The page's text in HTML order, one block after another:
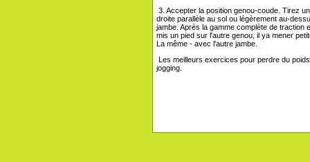
3. Accepter la position genou-coude. Tirez
droite parallèle au sol ou légèrement au-
jambe. Après la gamme complète de
mis un pied sur l'autre genou, il ya mener
La même - avec l'autre jambe.
Les meilleurs exercices pour perdre du
jogging.